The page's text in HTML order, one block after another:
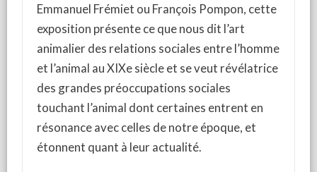
Emmanuel Frémiet ou François Pompon, cette
exposition présente ce que nous dit l’art
animalier des relations sociales entre l’homme
et l’animal au XIXe siècle et se veut révélatrice
des grandes préoccupations sociales
touchant l’animal dont certaines entrent en
résonance avec celles de notre époque, et
étonnent quant à leur actualité.